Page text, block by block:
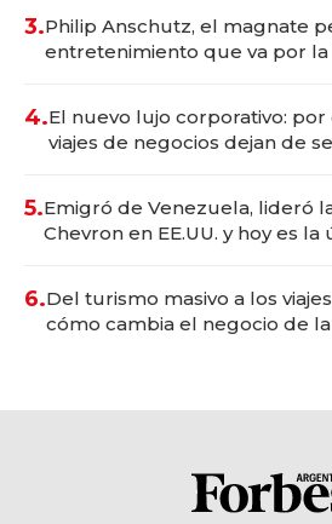
3.Philip Anschutz, el magnate
entretenimiento que va por la
4.El nuevo lujo corporativo:
viajes de negocios dejan de
5.Emigró de Venezuela, lideró
Chevron en EE.UU. y hoy es
6.Del turismo masivo a los
cómo cambia el negocio de la